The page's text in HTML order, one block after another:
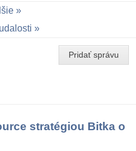
Pridať správu
stratégiou Bitka o